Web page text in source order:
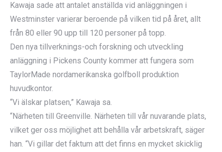
Kawaja sade att antalet anställda vid anläggningen i
Westminster varierar beroende på vilken tid på året, allt
från 80 eller 90 upp till 120 personer på topp.
Den nya tillverknings-och forskning och utveckling
anläggning i Pickens County kommer att fungera som
TaylorMade nordamerikanska golfboll produktion
huvudkontor.
“Vi älskar platsen,” Kawaja sa.
“Närheten till Greenville. Närheten till vår nuvarande plats,
vilket ger oss möjlighet att behålla vår arbetskraft, säger
han. “Vi gillar det faktum att det finns en mycket skicklig